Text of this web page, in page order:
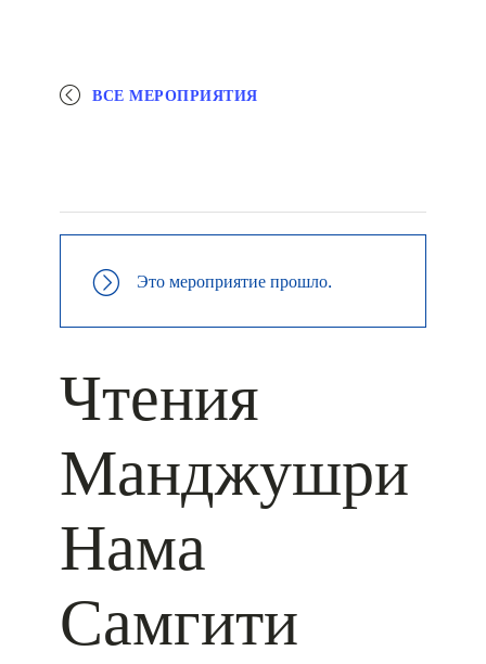
ВСЕ МЕРОПРИЯТИЯ
Это мероприятие прошло.
Чтения
Манджушри
Нама
Самгити